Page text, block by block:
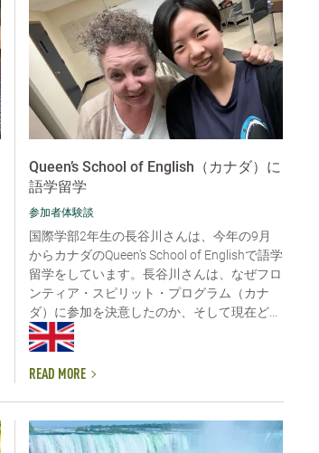
Queen’s School of English（カナダ）に
語学留学
参加者体験談
国際学部2年生の長谷川さんは、今年の9月
からカナダのQueen's School of Englishで語学
留学をしています。長谷川さんは、なぜフロ
ンティア・スピリット・プログラム（カナ
ダ）に参加を決意したのか、そして現在ど...
READ MORE